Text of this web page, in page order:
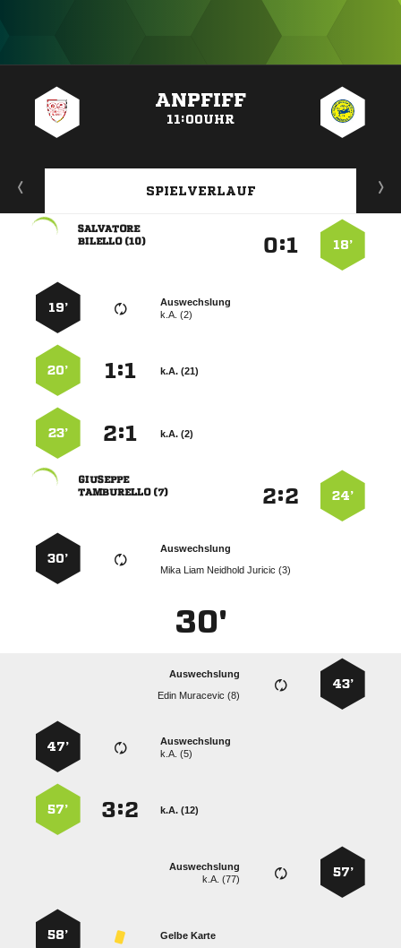
ANPFIFF
11:00UHR
SPIELVERLAUF
18’
:

 
Auswechslung
k.A. (2)
19’
k.A. (21)
:
20’
k.A. (2)
:
23’
24’
:

 
Auswechslung
    
30’
30'
43’
Auswechslung
  
Auswechslung
k.A. (5)
47’
k.A. (12)
:
57’
57’
Auswechslung
k.A. (77)
Gelbe Karte
58’